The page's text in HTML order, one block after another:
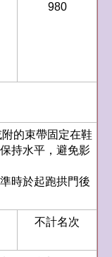
980
的束帶固定在鞋
持水平，避免影
時於起跑拱門後
不計名次